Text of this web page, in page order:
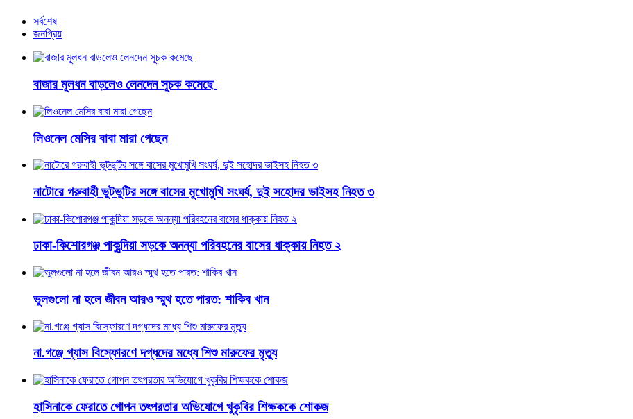
সর্বশেষ
জনপ্রিয়
বাজার মূলধন বাড়লেও লেনদেন সূচক কমেছে
লিওনেল মেসির বাবা মারা গেছেন
নাটোরে গরুবাহী ভুটভুটির সঙ্গে বাসের মুখোমুখি সংঘর্ষ, দুই সহোদর ভাইসহ নিহত ৩
ঢাকা-কিশোরগঞ্জ পাকুন্দিয়া সড়কে অনন্যা পরিবহনের বাসের ধাক্কায় নিহত ২
ভুলগুলো না হলে জীবন আরও স্মুথ হতে পারত: শাকিব খান
না.গঞ্জে গ্যাস বিস্ফোরণে দগ্ধদের মধ্যে শিশু মারুফের মৃত্যু
হাসিনাকে ফেরাতে গোপন তৎপরতার অভিযোগে খুকৃবির শিক্ষককে শোকজ